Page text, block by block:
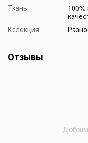
Ткань
100%
Колекция
Отзывы